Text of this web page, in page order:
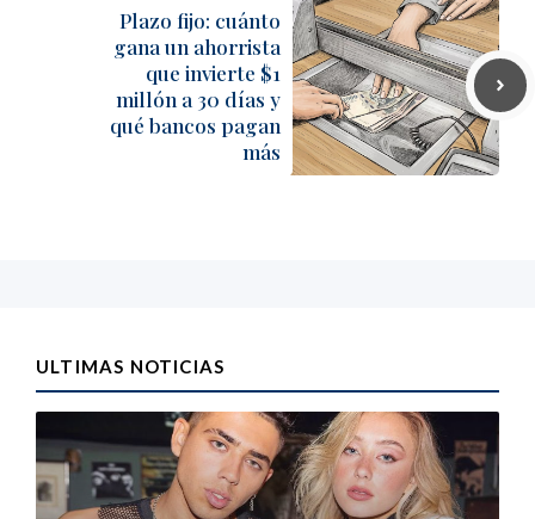
Plazo fijo: cuánto
gana un ahorrista
que invierte $1
millón a 30 días y
qué bancos pagan
más
ULTIMAS NOTICIAS